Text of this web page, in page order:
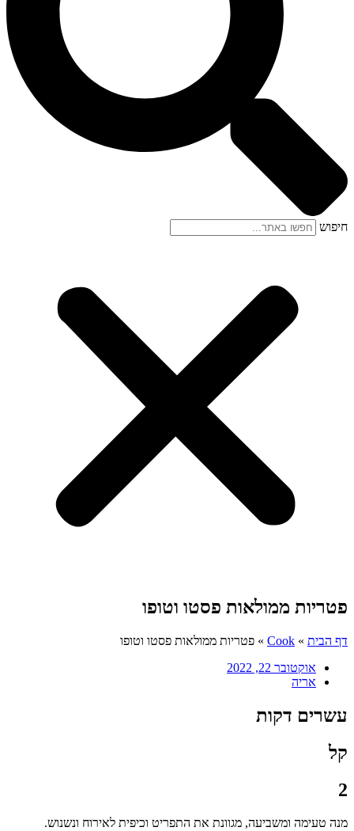
חיפוש
פטריות ממולאות פסטו וטופו
דף הבית »
Cook
» פטריות ממולאות פסטו וטופו
אוקטובר 22, 2022
אריה
עשרים דקות
קל
2
מנה טעימה ומשביעה, מגוונת את התפריט וכיפית לאירוח ונשנוש.